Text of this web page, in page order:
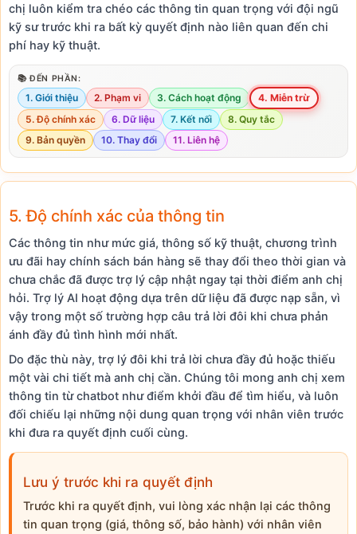
chị luôn kiểm tra chéo các thông tin quan trọng với đội ngũ
kỹ sư trước khi ra bất kỳ quyết định nào liên quan đến chi
phí hay kỹ thuật.
📚 ĐẾN PHẦN:
1. Giới thiệu 2. Phạm vi 3. Cách hoạt động
4. Miễn trừ
5. Độ chính xác
6. Dữ liệu 7. Kết nối
8. Quy tắc
9. Bản quyền
10. Thay đổi 11. Liên hệ
5. Độ chính xác của thông tin
Các thông tin như mức giá, thông số kỹ thuật, chương trình
ưu đãi hay chính sách bán hàng sẽ thay đổi theo thời gian và
chưa chắc đã được trợ lý cập nhật ngay tại thời điểm anh chị
hỏi. Trợ lý AI hoạt động dựa trên dữ liệu đã được nạp sẵn, vì
vậy trong một số trường hợp câu trả lời đôi khi chưa phản
ánh đầy đủ tình hình mới nhất.
Do đặc thù này, trợ lý đôi khi trả lời chưa đầy đủ hoặc thiếu
một vài chi tiết mà anh chị cần. Chúng tôi mong anh chị xem
thông tin từ chatbot như điểm khởi đầu để tìm hiểu, và luôn
đối chiếu lại những nội dung quan trọng với nhân viên trước
khi đưa ra quyết định cuối cùng.
Lưu ý trước khi ra quyết định
Trước khi ra quyết định, vui lòng xác nhận lại các thông
tin quan trọng (giá, thông số, bảo hành) với nhân viên